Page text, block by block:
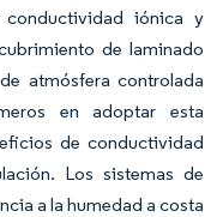
iónica y
de laminado
atmósfera controlada
en adoptar esta
de conductividad
Los sistemas de
a la humedad a costa